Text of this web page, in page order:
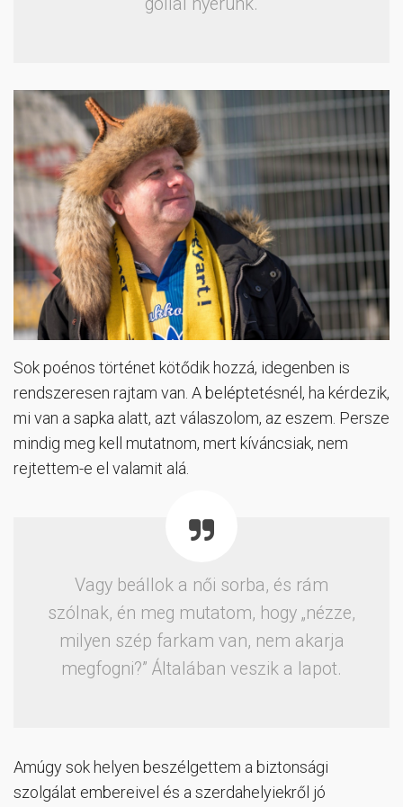
góllal nyerünk.
Sok poénos történet kötődik hozzá, idegenben is
rendszeresen rajtam van. A beléptetésnél, ha kérdezik,
mi van a sapka alatt, azt válaszolom, az eszem. Persze
mindig meg kell mutatnom, mert kíváncsiak, nem
rejtettem-e el valamit alá.
Vagy beállok a női sorba, és rám
szólnak, én meg mutatom, hogy „nézze,
milyen szép farkam van, nem akarja
megfogni?” Általában veszik a lapot.
Amúgy sok helyen beszélgettem a biztonsági
szolgálat embereivel és a szerdahelyiekről jó